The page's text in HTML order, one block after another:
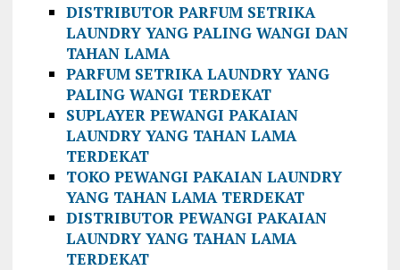
DISTRIBUTOR PARFUM SETRIKA
LAUNDRY YANG PALING WANGI DAN
TAHAN LAMA
PARFUM SETRIKA LAUNDRY YANG
PALING WANGI TERDEKAT
SUPLAYER PEWANGI PAKAIAN
LAUNDRY YANG TAHAN LAMA
TERDEKAT
TOKO PEWANGI PAKAIAN LAUNDRY
YANG TAHAN LAMA TERDEKAT
DISTRIBUTOR PEWANGI PAKAIAN
LAUNDRY YANG TAHAN LAMA
TERDEKAT